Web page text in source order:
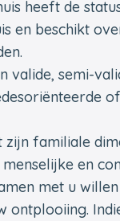
heeft de
en beschikt
valide, semi-
zijn familiale
en
met u
ontplooiing.